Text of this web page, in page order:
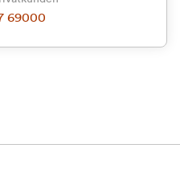
69000